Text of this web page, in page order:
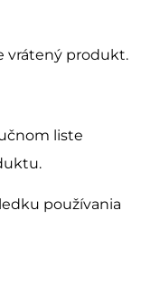
vrátený produkt.
liste
používania